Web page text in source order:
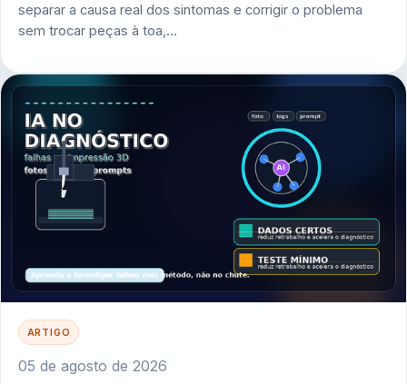
separar a causa real dos sintomas e corrigir o problema
sem trocar peças à toa,…
ARTIGO
05 de agosto de 2026